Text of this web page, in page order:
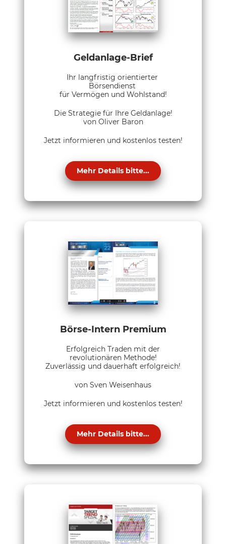
Geldanlage-Brief
Ihr langfristig orientierter
Börsendienst
für Vermögen und Wohlstand!
Die Strategie für Ihre Geldanlage!
von Oliver Baron
Jetzt informieren und kostenlos testen!
Mehr Details bitte...
Börse-Intern Premium
Erfolgreich Traden mit der
revolutionären Methode!
Zuverlässig und dauerhaft erfolgreich!
von Sven Weisenhaus
Jetzt informieren und kostenlos testen!
Mehr Details bitte...